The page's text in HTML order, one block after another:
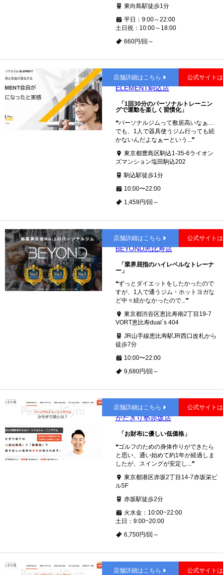
東向島駅徒歩1分
平日：9:00～22:00
土日祝：10:00～18:00
660円/回～
駒込
ELEMENT駒込店
「1回30分のパーソナルトレーニン
グで運動を楽しく習慣化」
❝パーソナルジムって敷居高いなぁ…
でも、1人で器具使うジム行っても続
かないんだよなぁーという...❞
東京都豊島区駒込1-35-6ライオン
ズマンション塩田駒込202
駒込駅徒歩1分
10:00〜22:00
1,459円/回～
店舗詳細はこちら 公式サイト
恵比寿
BEYOND恵比寿店
「業界屈指のハイレベルなトレーナ
ー」
❝ずっとダイエットをしたかったので
すが、1人で通うジム・ホットヨガな
ど中々続かなかったので...❞
東京都渋谷区恵比寿南2丁目19-7
VORT恵比寿dual`s 404
JR山手線恵比寿駅JR西口改札から
徒歩7分
10:00〜22:00
9,680円/回～
店舗詳細はこちら 公式サイト
赤坂
かたぎり塾赤坂店
「お財布に優しい低価格」
❝ゴルフのための身体作りができたら
と思い、通い始めて約1年が経過しま
したが、スイングが安定し...❞
東京都港区赤坂2丁目14-7赤坂栄ビ
ル5F
赤坂駅徒歩2分
火水金：10:00~22:00
土日：9:00~20:00
6,750円/回～
店舗詳細はこちら 公式サイト
大森
店舗詳細はこちら 公式サイト